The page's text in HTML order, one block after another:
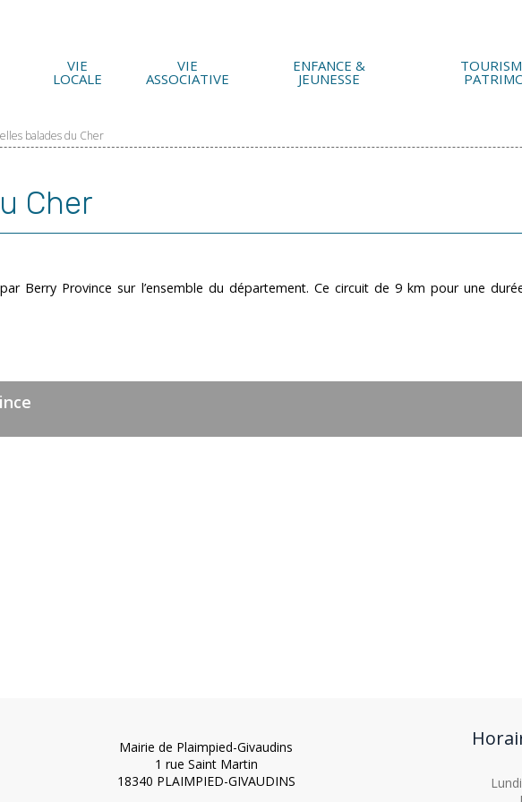
VIE
LOCALE
VIE
ASSOCIATIVE
ENFANCE &
JEUNESSE
balades du Cher
Cher
Berry Province sur l’ensemble du département. Ce circuit de 9 km pour une
Mairie de Plaimpied-Givaudins
1 rue Saint Martin
18340 PLAIMPIED-GIVAUDINS